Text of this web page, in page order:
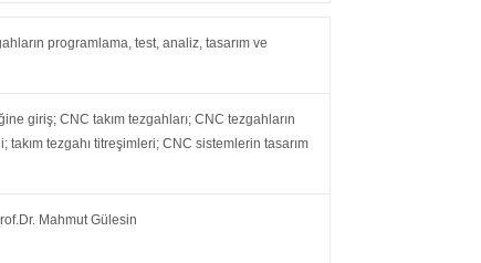
programlama, test, analiz, tasarım ve
giriş; CNC takım tezgahları; CNC tezgahların
takım tezgahı titreşimleri; CNC sistemlerin tasarım
Mahmut Gülesin